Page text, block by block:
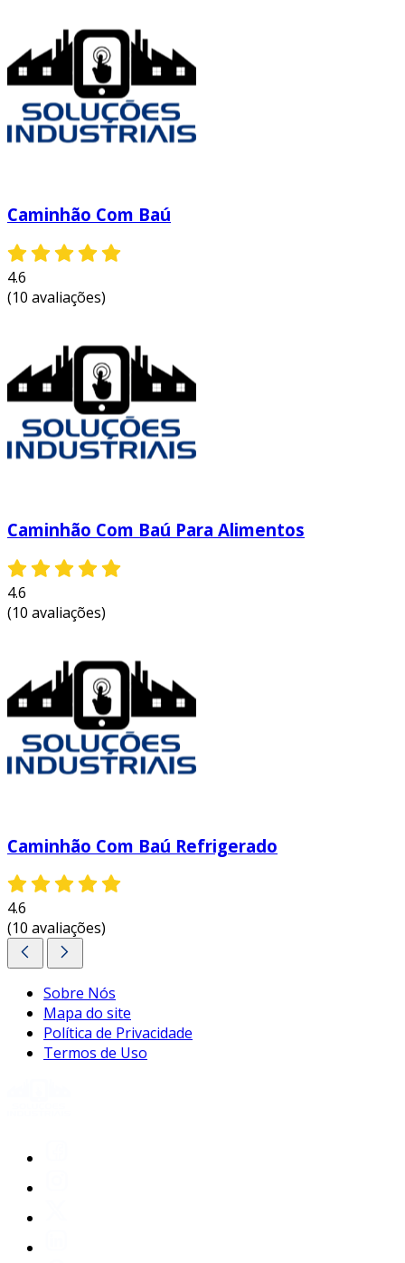
Caminhão Com Baú
4.6
(10 avaliações)
Caminhão Com Baú Para Alimentos
4.6
(10 avaliações)
Caminhão Com Baú Refrigerado
4.6
(10 avaliações)
Sobre Nós
Mapa do site
Política de Privacidade
Termos de Uso